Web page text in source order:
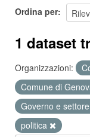
Ordina per
1 dataset
Organizzazioni:
Comune di
Governo e
politica